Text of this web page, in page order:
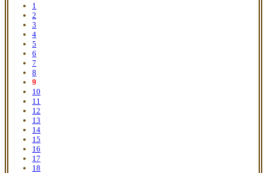
1
2
3
4
5
6
7
8
9
10
11
12
13
14
15
16
17
18